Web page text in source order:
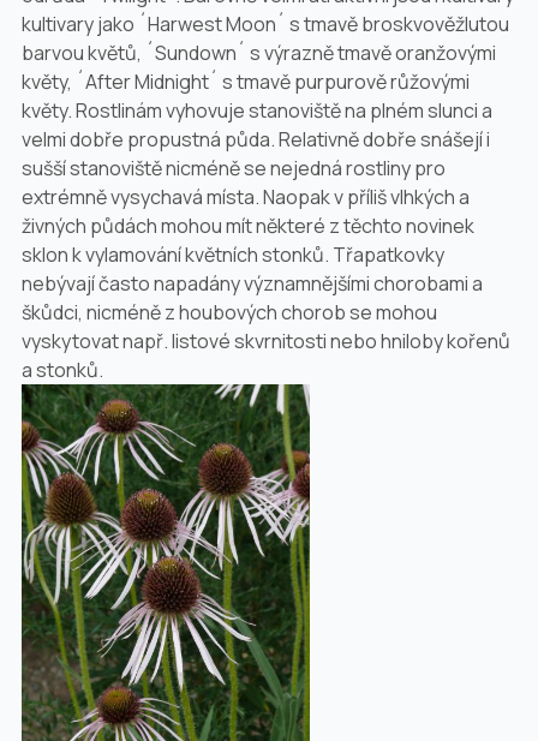
kultivary jako ´Harwest Moon´ s tmavě broskvověžlutou
barvou květů, ´Sundown´ s výrazně tmavě oranžovými
květy, ´After Midnight´ s tmavě purpurově růžovými
květy. Rostlinám vyhovuje stanoviště na plném slunci a
velmi dobře propustná půda. Relativně dobře snášejí i
sušší stanoviště nicméně se nejedná rostliny pro
extrémně vysychavá místa. Naopak v příliš vlhkých a
živných půdách mohou mít některé z těchto novinek
sklon k vylamování květních stonků. Třapatkovky
nebývají často napadány významnějšími chorobami a
škůdci, nicméně z houbových chorob se mohou
vyskytovat např. listové skvrnitosti nebo hniloby kořenů
a stonků.